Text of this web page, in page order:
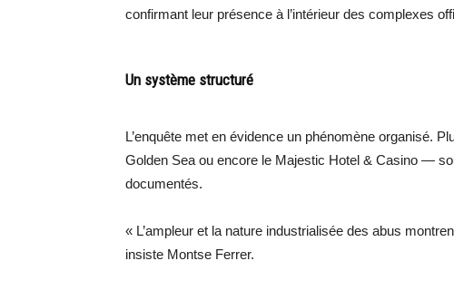
confirmant leur présence à l’intérieur des complexes
Un système structuré
L’enquête met en évidence un phénomène organisé.
Golden Sea ou encore le Majestic Hotel & Casino —
documentés.
« L’ampleur et la nature industrialisée des abus
insiste Montse Ferrer.